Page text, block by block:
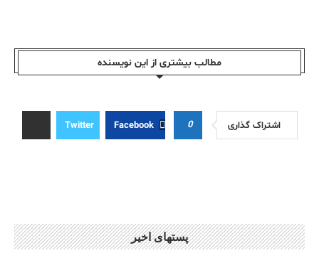
مطالب بیشتری از این نویسندە
اشتراک گذاری 0
Facebook
Twitter
پستهای اخیر